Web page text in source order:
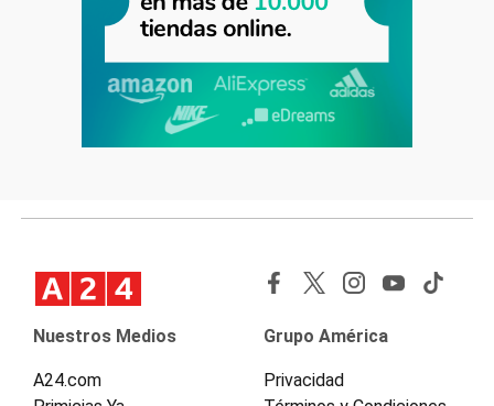
Nuestros Medios
A24.com
Grupo América
Privacidad